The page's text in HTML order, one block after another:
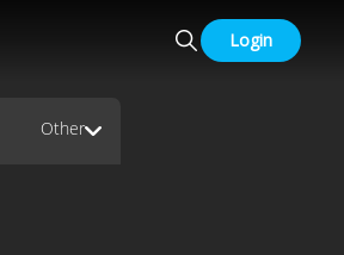
Login
Other